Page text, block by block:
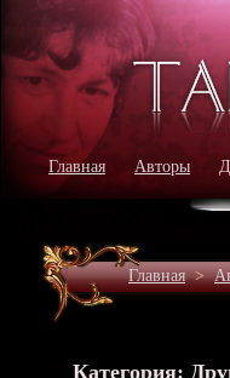
Главная Авторы
Главная>
Категория: